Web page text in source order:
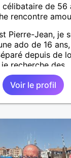
célibataire de 56
rencontre
Pierre-Jean, je
ado de 16
depuis de
je recherche des
amicales afin de
une solitude
gérer ainsi que
à l’âme. L’amitié
peut se décliner
plus
fera son
Voir le profil